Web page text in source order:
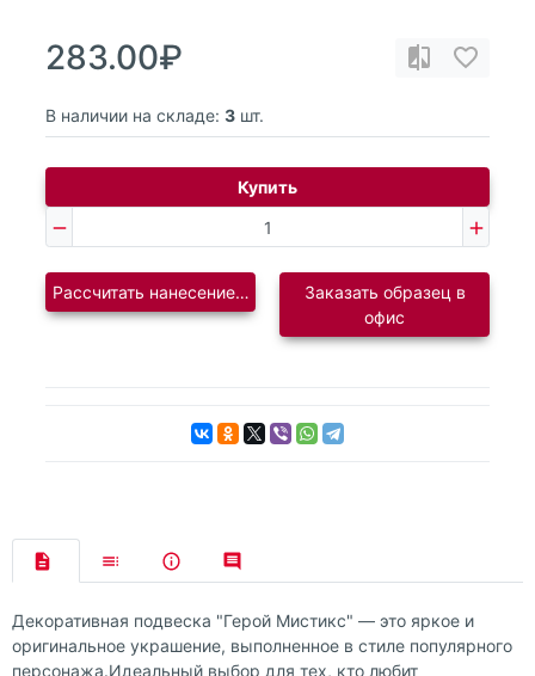
283.00₽
В наличии на складе: 3 шт.
Купить
Рассчитать нанесение логотипаЗаказать образец в
офис
Декоративная подвеска "Герой Мистикс" — это яркое и
оригинальное украшение, выполненное в стиле популярного
персонажа.Идеальный выбор для тех, кто любит